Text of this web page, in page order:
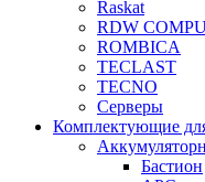
Raskat
RDW
ROMBICA
TECLAST
TECNO
Серверы
Комплектующие
Бастион